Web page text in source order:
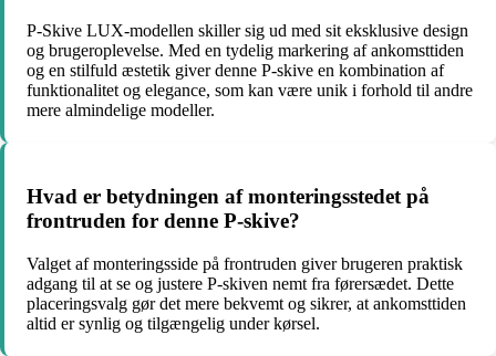
P-Skive LUX-modellen skiller sig ud med sit eksklusive design
og brugeroplevelse. Med en tydelig markering af ankomsttiden
og en stilfuld æstetik giver denne P-skive en kombination af
funktionalitet og elegance, som kan være unik i forhold til andre
mere almindelige modeller.
Hvad er betydningen af monteringsstedet på
frontruden for denne P-skive?
Valget af monteringsside på frontruden giver brugeren praktisk
adgang til at se og justere P-skiven nemt fra førersædet. Dette
placeringsvalg gør det mere bekvemt og sikrer, at ankomsttiden
altid er synlig og tilgængelig under kørsel.